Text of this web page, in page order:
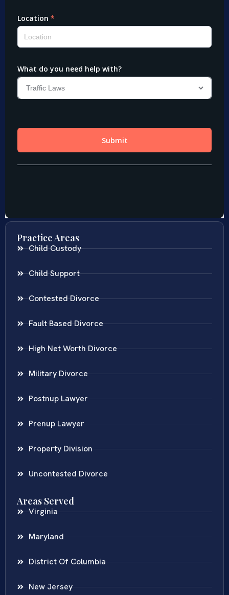
Practice Areas
Child Custody
Child Support
Contested Divorce
Fault Based Divorce
High Net Worth Divorce
Military Divorce
Postnup Lawyer
Prenup Lawyer
Property Division
Uncontested Divorce
Areas Served
Virginia
Maryland
District Of Columbia
New Jersey